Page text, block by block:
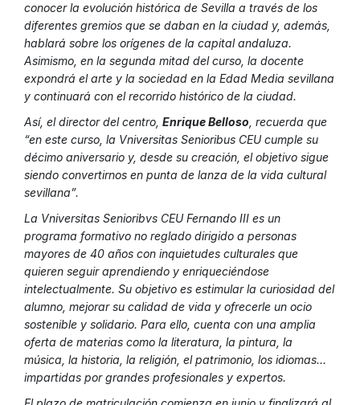
conocer la evolución histórica de Sevilla a través de los
diferentes gremios que se daban en la ciudad y, además,
hablará sobre los orígenes de la capital andaluza.
Asimismo, en la segunda mitad del curso, la docente
expondrá el arte y la sociedad en la Edad Media sevillana
y continuará con el recorrido histórico de la ciudad.
Así, el director del centro, Enrique Belloso, recuerda que
“en este curso, la Vniversitas Senioribus CEU cumple su
décimo aniversario y, desde su creación, el objetivo sigue
siendo convertirnos en punta de lanza de la vida cultural
sevillana”.
La Vniversitas Senioribvs CEU Fernando III es un
programa formativo no reglado dirigido a personas
mayores de 40 años con inquietudes culturales que
quieren seguir aprendiendo y enriqueciéndose
intelectualmente. Su objetivo es estimular la curiosidad del
alumno, mejorar su calidad de vida y ofrecerle un ocio
sostenible y solidario. Para ello, cuenta con una amplia
oferta de materias como la literatura, la pintura, la
música, la historia, la religión, el patrimonio, los idiomas…
impartidas por grandes profesionales y expertos.